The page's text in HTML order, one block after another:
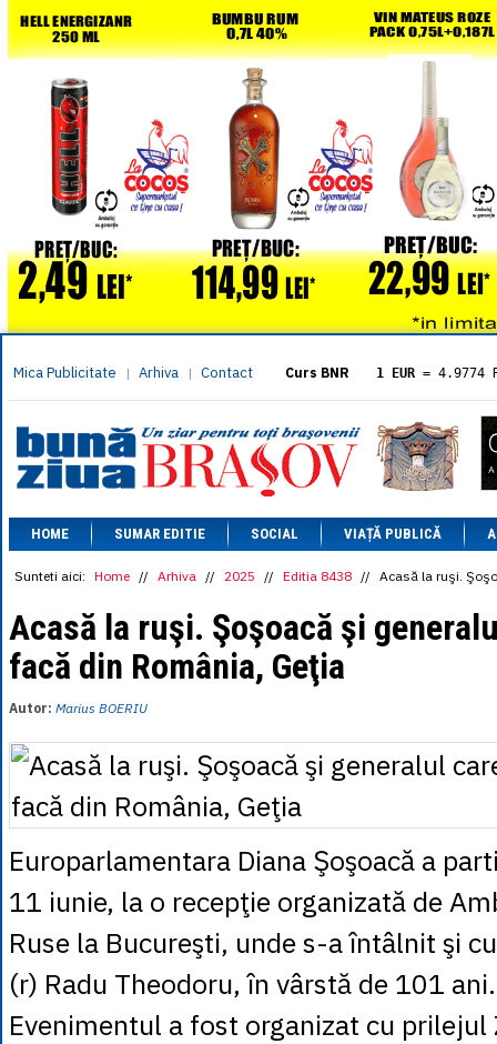
Mica Publicitate | Arhiva | Contact Curs BNR 1 EUR = 4.9774
= 5.8304
1 XAU= 464.4611
1 AED= 1.1933
1 AUD= 2.7957
1 BGN= 2.5449
1 CAD= 3.1559
1 CHF= 5.2813
1 CNY= 0.6015
= 0.6668
1 EGP
= 0.0860
= 0.2227
1 NOK= 0.4191
1 RSD= 0.0425
1 RUB
= 0.0530
1 SEK = 0.4526
1 TRY
= 0.1141
1 UAH= 0.1048
1 XDR
= 5.9383
1 ZAR = 0.2318
HOME SUMAR EDITIE SOCIAL VIAȚĂ PUBLICĂ
Sunteti aici: Home // Arhiva // 2025 // Editia 8438 // Acasă la ruşi.
Acasă la ruşi. Şoşoacă şi
facă din România, Geţia
Autor: Marius BOERIU
Europarlamentara Diana Şoşoacă a
11 iunie, la o recepţie organizată de
Ruse la Bucureşti, unde s-a întâlnit şi
(r) Radu Theodoru, în vârstă de 101 ani.
Evenimentul a fost organizat cu prilejul